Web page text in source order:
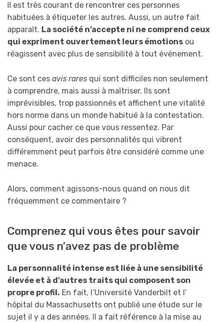
Il est très courant de rencontrer ces personnes
habituées à étiqueter les autres. Aussi, un autre fait
apparaît. La société n’accepte ni ne comprend ceux
qui expriment ouvertement leurs émotions ou
réagissent avec plus de sensibilité à tout événement.
Ce sont ces avis rares qui sont difficiles non seulement
à comprendre, mais aussi à maîtriser. Ils sont
imprévisibles, trop passionnés et affichent une vitalité
hors norme dans un monde habitué à la contestation.
Aussi pour cacher ce que vous ressentez. Par
conséquent, avoir des personnalités qui vibrent
différemment peut parfois être considéré comme une
menace.
Alors, comment agissons-nous quand on nous dit
fréquemment ce commentaire ?
Comprenez qui vous êtes pour savoir
que vous n’avez pas de problème
La personnalité intense est liée à une sensibilité
élevée et à d’autres traits qui composent son
propre profil. En fait, l’Université Vanderbilt et l’
hôpital du Massachusetts ont publié une étude sur le
sujet il y a des années. Il a fait référence à la mise au